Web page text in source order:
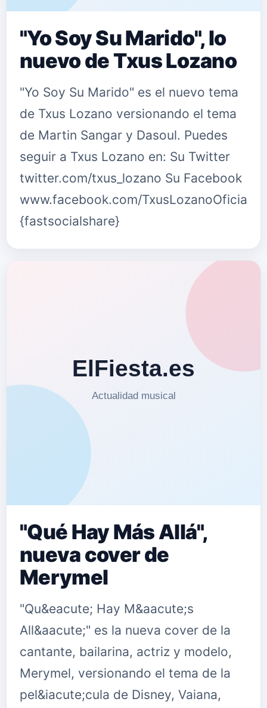
"Yo Soy Su Marido", lo
nuevo de Txus Lozano
"Yo Soy Su Marido" es el nuevo tema
de Txus Lozano versionando el tema
de Martin Sangar y Dasoul. Puedes
seguir a Txus Lozano en: Su Twitter
twitter.com/txus_lozano Su Facebook
www.facebook.com/TxusLozanoOficial/
{fastsocialshare}
"Qué Hay Más Allá",
nueva cover de
Merymel
"Qu&eacute; Hay M&aacute;s
All&aacute;" es la nueva cover de la
cantante, bailarina, actriz y modelo,
Merymel, versionando el tema de la
pel&iacute;cula de Disney, Vaiana,